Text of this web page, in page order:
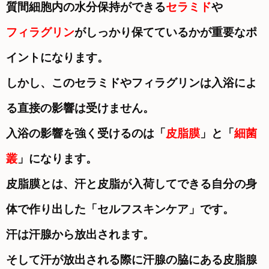
質間細胞内の水分保持ができるセラミドや
フィラグリンがしっかり保てているかが重要なポ
イントになります。
しかし、このセラミドやフィラグリンは入浴によ
る直接の影響は受けません。
入浴の影響を強く受けるのは「 皮脂膜 」と「 細菌
叢 」になります。
皮脂膜とは、汗と皮脂が入荷してできる自分の身
体で作り出した「セルフスキンケア」です。
汗は汗腺から放出されます。
そして汗が放出される際に汗腺の脇にある皮脂腺